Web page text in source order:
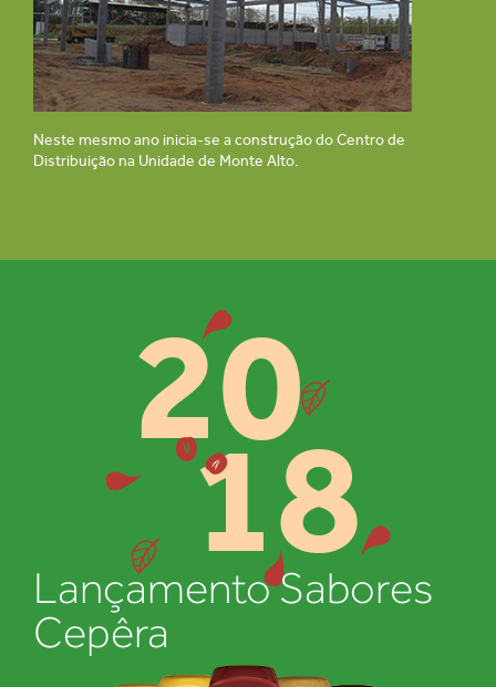
Neste mesmo ano inicia-se a construção do Centro de
Distribuição na Unidade de Monte Alto.
20
18
Lançamento Sabores
Cepêra